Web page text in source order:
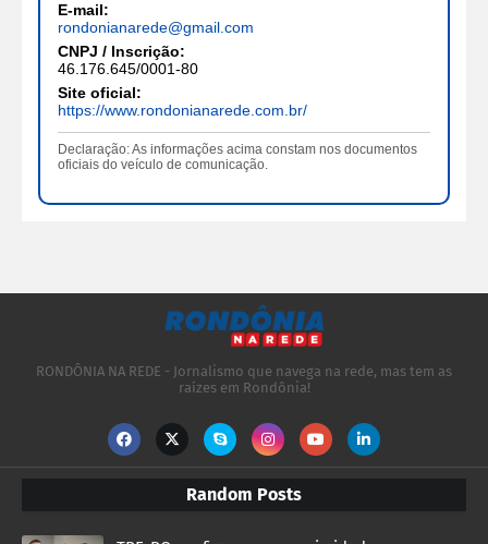
E-mail:
rondonianarede@gmail.com
CNPJ / Inscrição:
46.176.645/0001-80
Site oficial:
https://www.rondonianarede.com.br/
Declaração: As informações acima constam nos documentos
oficiais do veículo de comunicação.
RONDÔNIA NA REDE - Jornalismo que navega na rede, mas tem as
raízes em Rondônia!
Random Posts